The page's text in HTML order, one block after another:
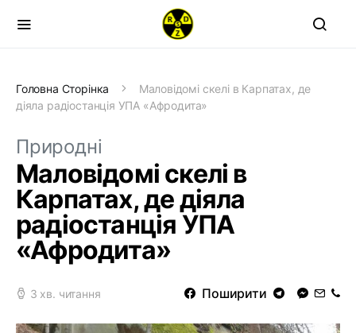
Головна Сторінка
Маловідомі скелі в Карпатах, де
діяла радіостанція УПА «Афродита»
Природні
Маловідомі скелі в
Карпатах, де діяла
радіостанція УПА
«Афродита»
3 хв. читання Поширити